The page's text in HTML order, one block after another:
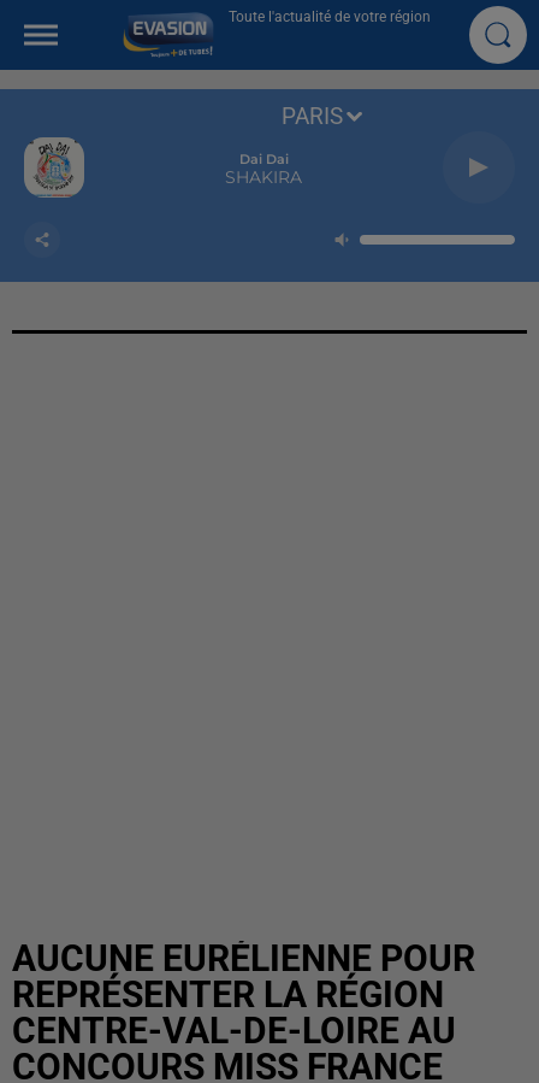
Toute l'actualité de votre région
Dai Dai
SHAKIRA
PARIS
AUCUNE EURÉLIENNE POUR
REPRÉSENTER LA RÉGION
CENTRE-VAL-DE-LOIRE AU
CONCOURS MISS FRANCE